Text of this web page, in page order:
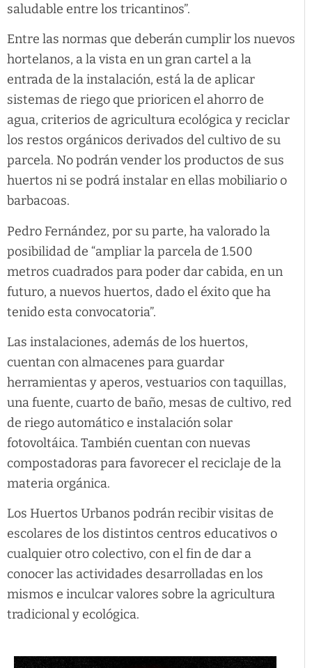
saludable entre los tricantinos”.
Entre las normas que deberán cumplir los nuevos
hortelanos, a la vista en un gran cartel a la
entrada de la instalación, está la de aplicar
sistemas de riego que prioricen el ahorro de
agua, criterios de agricultura ecológica y reciclar
los restos orgánicos derivados del cultivo de su
parcela. No podrán vender los productos de sus
huertos ni se podrá instalar en ellas mobiliario o
barbacoas.
Pedro Fernández, por su parte, ha valorado la
posibilidad de “ampliar la parcela de 1.500
metros cuadrados para poder dar cabida, en un
futuro, a nuevos huertos, dado el éxito que ha
tenido esta convocatoria”.
Las instalaciones, además de los huertos,
cuentan con almacenes para guardar
herramientas y aperos, vestuarios con taquillas,
una fuente, cuarto de baño, mesas de cultivo, red
de riego automático e instalación solar
fotovoltáica. También cuentan con nuevas
compostadoras para favorecer el reciclaje de la
materia orgánica.
Los Huertos Urbanos podrán recibir visitas de
escolares de los distintos centros educativos o
cualquier otro colectivo, con el fin de dar a
conocer las actividades desarrolladas en los
mismos e inculcar valores sobre la agricultura
tradicional y ecológica.